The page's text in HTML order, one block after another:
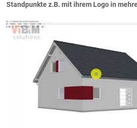
Standpunkte z.B. mit ihrem Logo in